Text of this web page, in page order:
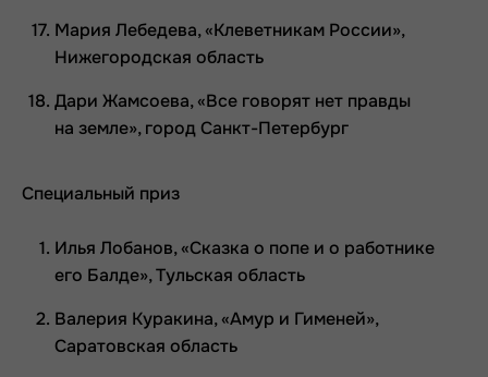
Мария Лебедева, «Клеветникам России»,
Нижегородская область
Дари Жамсоева, «Все говорят нет правды
на земле», город Санкт-Петербург
Специальный приз
Илья Лобанов, «Сказка о попе и о работнике
его Балде», Тульская область
Валерия Куракина, «Амур и Гименей»,
Саратовская область